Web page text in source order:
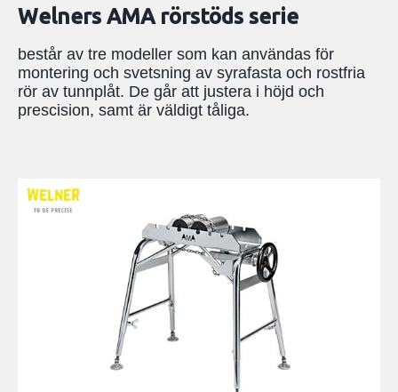
Welners AMA rörstöds serie
består av tre modeller som kan användas för
montering och svetsning av syrafasta och rostfria
rör av tunnplåt. De går att justera i höjd och
prescision, samt är väldigt tåliga.